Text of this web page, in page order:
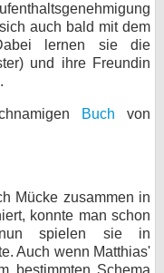
auch bald mit dem
lernen sie die
und ihre Freundin
Buch von
Mücke zusammen in
konnte man schon
spielen sie in
Auch wenn Matthias'
bestimmten Schema